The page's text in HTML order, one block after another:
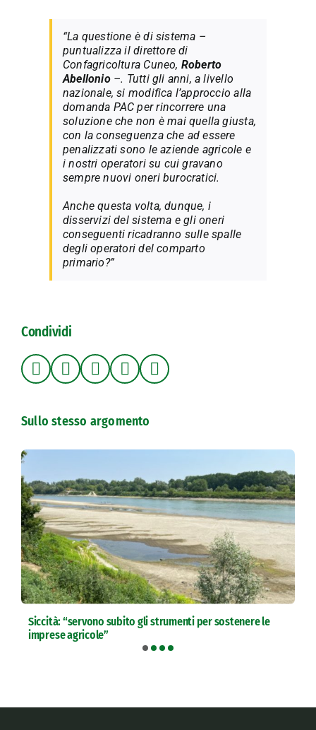
“La questione è di sistema –
puntualizza il direttore di
Confagricoltura Cuneo, Roberto
Abellonio–. Tutti gli anni, a livello
nazionale, si modifica l’approccio alla
domanda PAC per rincorrere una
soluzione che non è mai quella giusta,
con la conseguenza che ad essere
penalizzati sono le aziende agricole e
i nostri operatori su cui gravano
sempre nuovi oneri burocratici.
Anche questa volta, dunque, i
disservizi del sistema e gli oneri
conseguenti ricadranno sulle spalle
degli operatori del comparto
primario?”
Condividi
Sullo stesso argomento
Siccità: “servono subito gli strumenti per sostenere le
imprese agricole”